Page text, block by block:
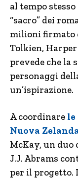
al tempo
“sacro” dei
milioni firmato
Tolkien,
prevede che la
personaggi
un’ispirazione.
A coordinare le
Nuova
McKay, un duo
J.J. Abrams
per il progetto.